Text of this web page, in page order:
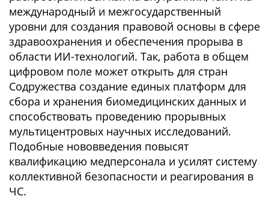
международный и межгосударственный
уровни для создания правовой основы в сфере
здравоохранения и обеспечения прорыва в
области ИИ-технологий. Так, работа в общем
цифровом поле может открыть для стран
Содружества создание единых платформ для
сбора и хранения биомедицинских данных и
способствовать проведению прорывных
мультицентровых научных исследований.
Подобные нововведения повысят
квалификацию медперсонала и усилят систему
коллективной безопасности и реагирования в
ЧС.